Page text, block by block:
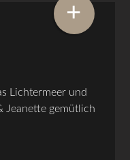
Lichtermeer und
Jeanette gemütlich
+